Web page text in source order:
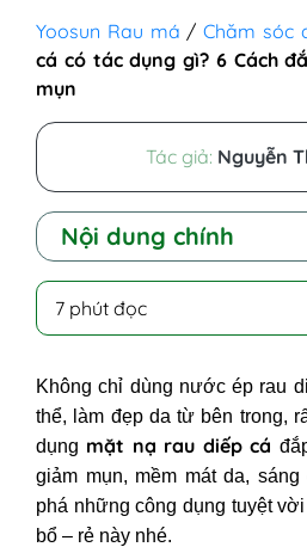
Yoosun Rau má /Chăm sóc
cá có tác dụng gì? 6 Cách
mụn
Tác giả: Nguyễn
Nội dung chính
I - Đắp mặt nạ rau
dụng gì? Có tốt
trị mụn, làm sáng
1. Mặt nạ rau
2. Mặt nạ rau
3. Mặt nạ rau
4. Mặt nạ rau
7 phút đọc
Không chỉ dùng nước ép rau
thể, làm đẹp da từ bên trong,
dụng mặt nạ rau diếp cá
giảm mụn, mềm mát da,
phá những công dụng tuyệt
bổ – rẻ này nhé.